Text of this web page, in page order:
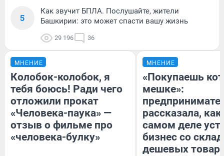
5
Как звучит БПЛА. Послушайте, жители
Башкирии: это может спасти вашу жизнь
29 196 36
МНЕНИЕ
Колобок-колобок, я
тебя боюсь! Ради чего
отложили прокат
«Человека-паука» —
отзыв о фильме про
«человека-булку»
МНЕНИЕ
«Покупаешь
мешке»:
рассказала, как
самом деле
бизнес со
дешевых